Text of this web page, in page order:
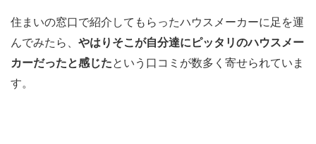
住まいの窓口で紹介してもらったハウスメーカーに足を運
んでみたら、 やはりそこが自分達にピッタリのハウスメー
カーだったと感じたという口コミが数多く寄せられていま
す。